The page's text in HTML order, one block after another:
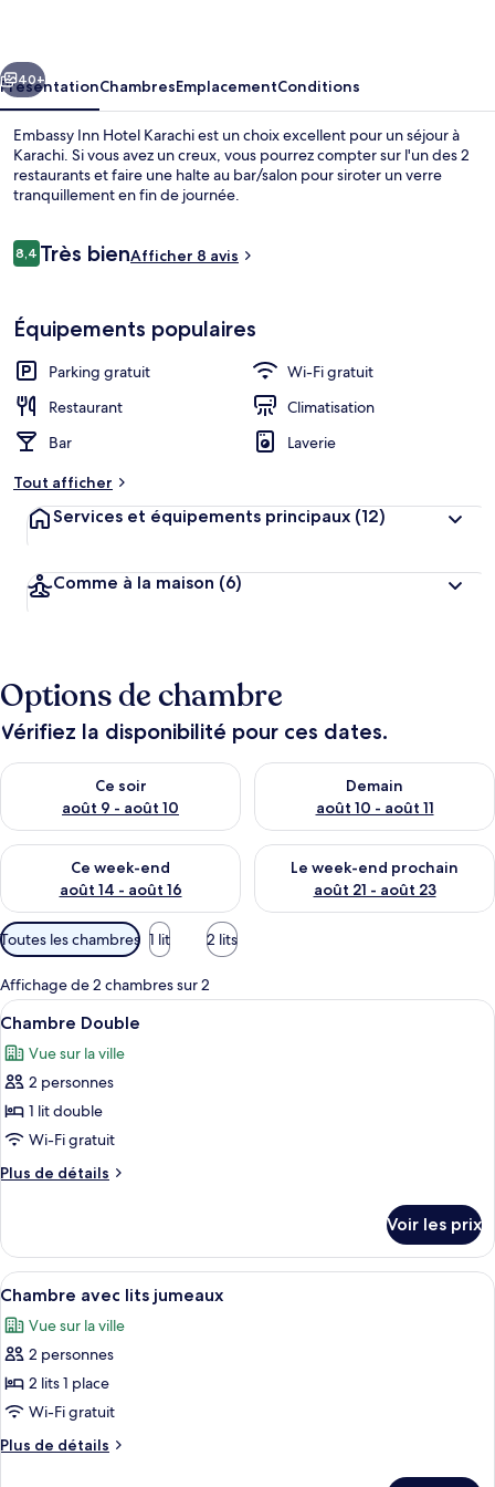
Suivant
40+
PrésentationChambresEmplacementConditions
Embassy Inn Hotel Karachi est un choix excellent pour un séjour à
Karachi. Si vous avez un creux, vous pourrez compter sur l'un des 2
restaurants et faire une halte au bar/salon pour siroter un verre
tranquillement en fin de journée.
Avis
voyageurs
8,48,4 sur 10
Très bienAfficher 8 avis
Équipements populaires
Parking gratuit
Wi-Fi gratuit
Restaurant
Climatisation
Bar
Laverie
Tout afficher
Services et équipements principaux (12)
Comme à la maison (6)
Options de chambre
Vérifiez la disponibilité pour ces dates.
Ce soir
août 9 - août 10
Vérifier la disponibilité pour ce soir août 9 - août 10
Demain
août 10 - août 11
Vérifier la disponibilité pour
Ce week-end
août 14 - août 16
Vérifier la disponibilité pour ce week-end août 14 - août 16
Le week-end prochain
août 21 - août 23
Vérifier la disponibilité pour
Filtres
disponibles
pour
les
chambres
Toutes les chambres 1 lit 2 lits
Affichage de 2 chambres sur 2
Afficher
toutes
les
photos
pour
ce
type
de
Chambre
Double
Chambre Double | Minibar, coffres-
6
Chambre Double
Vue sur la ville
2 personnes
1 lit double
Wi-Fi gratuit
Plus de détails
Plus
le
type
de
Chambre
Double
Voir les prix
Afficher
toutes
les
photos
pour
ce
type
de
Minibar, coffres-forts dans les
3
Chambre avec lits jumeaux
Vue sur la ville
2 personnes
2 lits 1 place
Wi-Fi gratuit
Plus de détails
Plus